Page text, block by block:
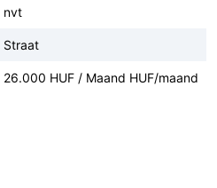
nvt
Straat
26.000 HUF / Maand HUF/maand